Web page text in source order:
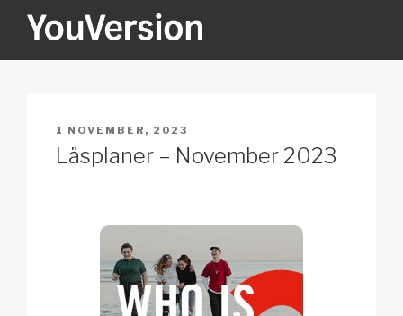
YOUVERSION
PUBLICERAT
1 NOVEMBER, 2023
Läsplaner – November 2023